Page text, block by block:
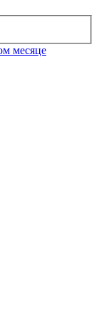
месяце